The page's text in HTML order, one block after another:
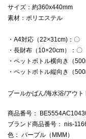
サイズ：約360x440mm
素材：ポリエステル
・A4対応（22×31cm)：〇
・長財布（10×20cm）：〇
・ペットボトル横向き（
・ペットボトル縦向き（
プールかばん/海水浴/アウ
商品番号 ：
ブランド商品番号 ： nis-
色 ： パープル（MMM）